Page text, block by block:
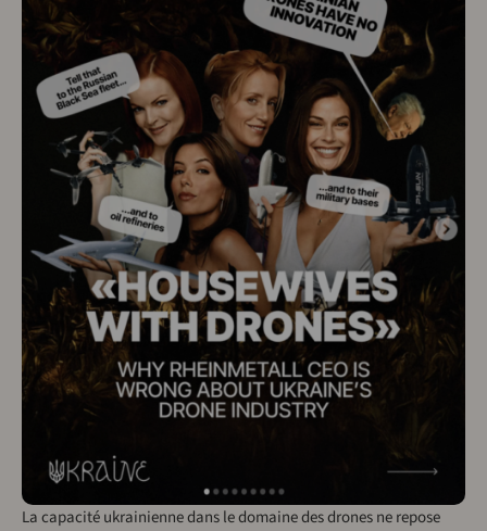
La capacité ukrainienne dans le domaine des drones ne repose